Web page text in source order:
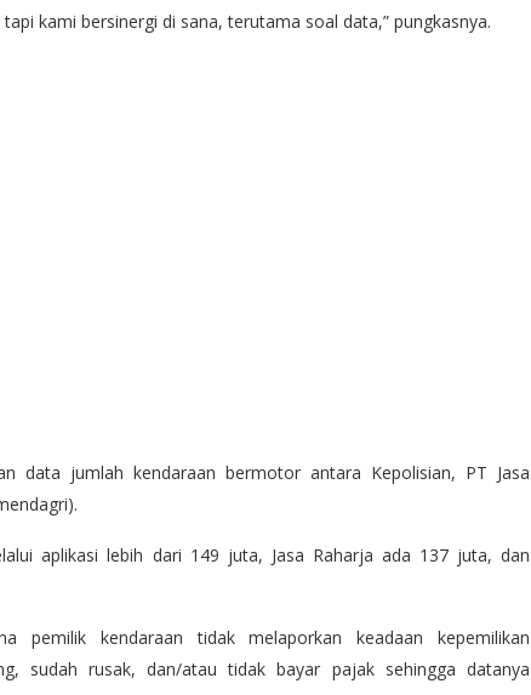
kami bersinergi di sana, terutama soal data,” pungkasnya.
data jumlah kendaraan bermotor antara Kepolisian, PT Jasa
aplikasi lebih dari 149 juta, Jasa Raharja ada 137 juta, dan
kendaraan tidak melaporkan keadaan kepemilikan
sudah rusak, dan/atau tidak bayar pajak sehingga datanya